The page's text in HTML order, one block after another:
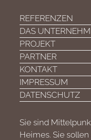
REFERENZEN
DAS
PROJEKT
PARTNER
KONTAKT
IMPRESSUM
DATENSCHUTZ
Sie sind
Heimes. Sie